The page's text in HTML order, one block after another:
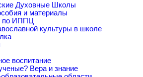
Духовные Школы
и материалы
по ИППЦ
культуры в школе
воспитание
Вера и знание